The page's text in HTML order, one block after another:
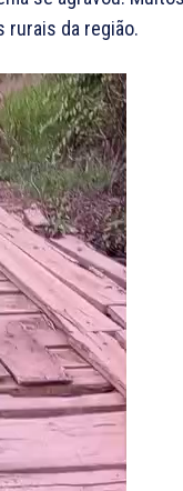
rurais da região.